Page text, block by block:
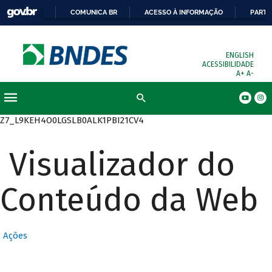
COMUNICA BR ACESSO À INFORMAÇÃO
ENGLISH
ACESSIBILIDADE
A+ A-
Z7_L9KEH4O0LGSLB0ALK1PBI21CV4
Visualizador do
Conteúdo da Web
Ações